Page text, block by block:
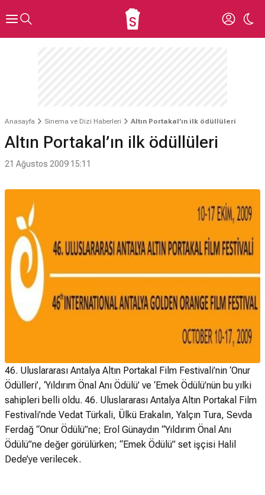
Anasayfa Sinema ve Dizi Haberleri Altın Portakal’ın ilk ödüllüleri
Altın Portakal’ın ilk ödüllüleri
21 Ağustos 2009 15:11
46. Uluslararası Antalya Altın Portakal Film Festivali’nin ‘Onur
Ödülleri’, ‘Yıldırım Önal Anı Ödülü’ ve ‘Emek Ödülü’nün bu yılki
sahipleri belli oldu. 46. Uluslararası Antalya Altın Portakal Film
Festivali’nde Vedat Türkali, Ülkü Erakalın, Yalçın Tura, Sevda
Ferdağ “Onur Ödülü”ne; Erol Günaydın “Yıldırım Önal Anı
Ödülü”ne değer görülürken; “Emek Ödülü” set işçisi Halil
Dede’ye verilecek.